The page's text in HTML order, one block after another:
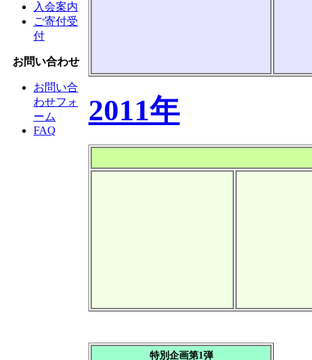
入会案内
ご寄付受
付
お問い合わせ
お問い合
わせフォ
ーム
FAQ
2011年
特別企画第1弾